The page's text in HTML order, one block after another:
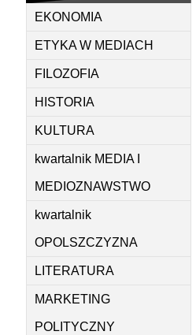
EKONOMIA
ETYKA W MEDIACH
FILOZOFIA
HISTORIA
KULTURA
kwartalnik MEDIA I
MEDIOZNAWSTWO
kwartalnik
OPOLSZCZYZNA
LITERATURA
MARKETING
POLITYCZNY